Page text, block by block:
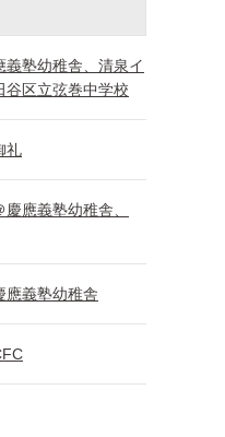
塾幼稚舎、清泉イ
谷区立弦巻中学校
礼
應義塾幼稚舎、
應義塾幼稚舎